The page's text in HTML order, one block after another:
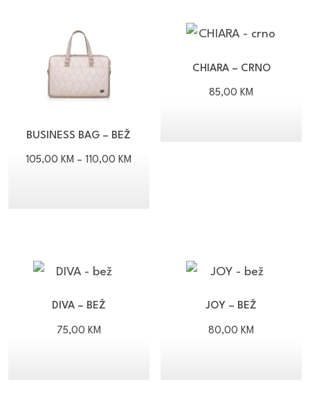
BUSINESS BAG – BEŽ
105,00 KM – 110,00 KM
CHIARA – CRNO
85,00 KM
DIVA – BEŽ
75,00 KM
JOY – BEŽ
80,00 KM